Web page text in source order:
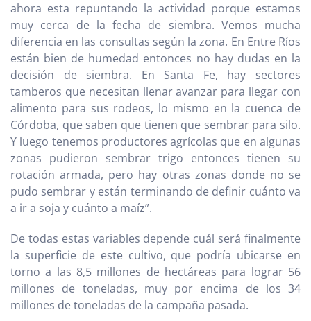
ahora esta repuntando la actividad porque estamos
muy cerca de la fecha de siembra. Vemos mucha
diferencia en las consultas según la zona. En Entre Ríos
están bien de humedad entonces no hay dudas en la
decisión de siembra. En Santa Fe, hay sectores
tamberos que necesitan llenar avanzar para llegar con
alimento para sus rodeos, lo mismo en la cuenca de
Córdoba, que saben que tienen que sembrar para silo.
Y luego tenemos productores agrícolas que en algunas
zonas pudieron sembrar trigo entonces tienen su
rotación armada, pero hay otras zonas donde no se
pudo sembrar y están terminando de definir cuánto va
a ir a soja y cuánto a maíz”.
De todas estas variables depende cuál será finalmente
la superficie de este cultivo, que podría ubicarse en
torno a las 8,5 millones de hectáreas para lograr 56
millones de toneladas, muy por encima de los 34
millones de toneladas de la campaña pasada.